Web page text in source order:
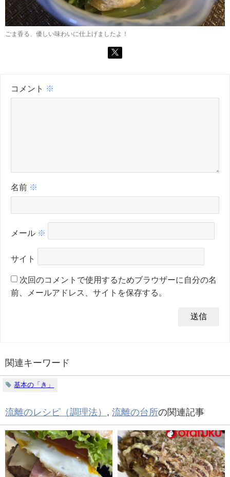
ごま香る、優しい味わいに仕上げましたよ！
コメント ※
名前 ※
メール ※
サイト
次回のコメントで使用するためブラウザーに自分の名
前、メールアドレス、サイトを保存する。
関連キーワード
基本の「き」
流離のレシピ（調理法） , 流離の台所の関連記事